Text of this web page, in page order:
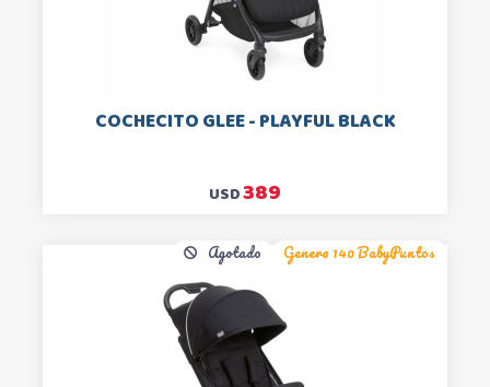
COCHECITO GLEE - PLAYFUL BLACK
USD389
Agotado Genera 140 BabyPuntos